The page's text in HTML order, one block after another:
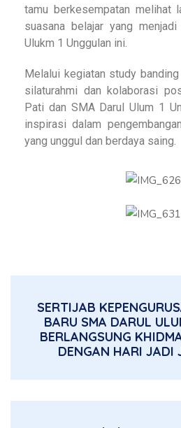
tamu berkesempatan melihat
suasana belajar yang
Ulukm 1 Unggulan ini.
Melalui kegiatan study
silaturahmi dan kolaborasi
Pati dan SMA Darul Ulum 1
inspirasi dalam
yang unggul dan berdaya saing.
SERTIJAB
BARU SMA DARUL
BERLANGSUNG
DENGAN HARI JADI